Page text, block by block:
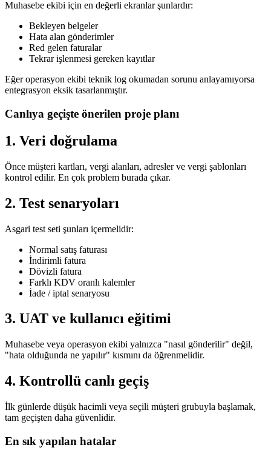
Muhasebe ekibi için en değerli ekranlar şunlardır:
Bekleyen belgeler
Hata alan gönderimler
Red gelen faturalar
Tekrar işlenmesi gereken kayıtlar
Eğer operasyon ekibi teknik log okumadan sorunu anlayamıyorsa
entegrasyon eksik tasarlanmıştır.
Canlıya geçişte önerilen proje planı
1. Veri doğrulama
Önce müşteri kartları, vergi alanları, adresler ve vergi şablonları
kontrol edilir. En çok problem burada çıkar.
2. Test senaryoları
Asgari test seti şunları içermelidir:
Normal satış faturası
İndirimli fatura
Dövizli fatura
Farklı KDV oranlı kalemler
İade / iptal senaryosu
3. UAT ve kullanıcı eğitimi
Muhasebe veya operasyon ekibi yalnızca "nasıl gönderilir" değil,
"hata olduğunda ne yapılır" kısmını da öğrenmelidir.
4. Kontrollü canlı geçiş
İlk günlerde düşük hacimli veya seçili müşteri grubuyla başlamak,
tam geçişten daha güvenlidir.
En sık yapılan hatalar